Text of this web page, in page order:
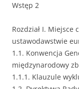
Wstęp 2
Rozdział I. Miejsce
ustawodawstwie
1.1. Konwencja
międzynarodowy
1.1.1. Klauzule